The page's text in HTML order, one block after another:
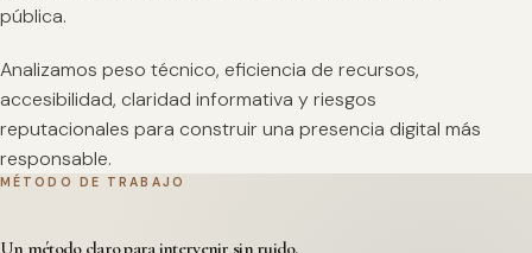
pública.
Analizamos peso técnico, eficiencia de recursos,
accesibilidad, claridad informativa y riesgos
reputacionales para construir una presencia digital más
responsable.
MÉTODO DE TRABAJO
Un método claro para intervenir sin ruido.